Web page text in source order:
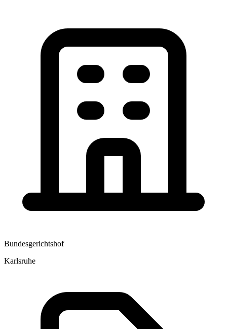
Bundesgerichtshof
Karlsruhe